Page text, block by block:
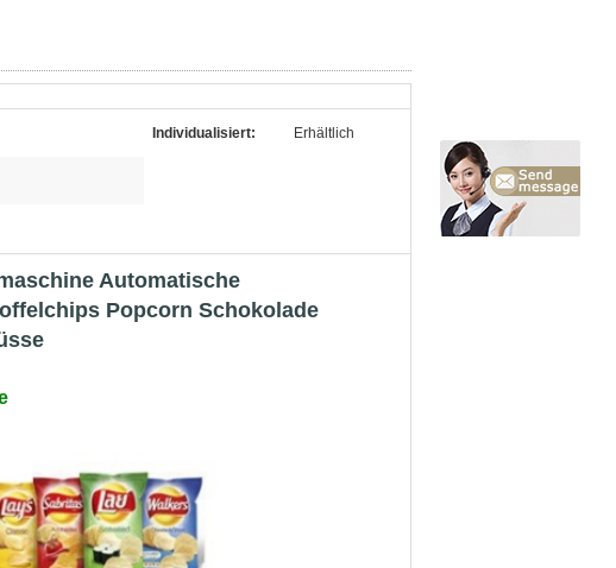
Individualisiert: Erhältlich
Automatische
Popcorn Schokolade